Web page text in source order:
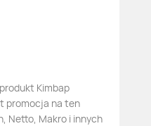
Kimbap
promocja na ten
Netto, Makro i innych